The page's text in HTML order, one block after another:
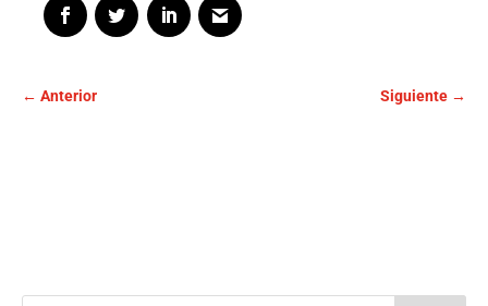
← Anterior Siguiente →